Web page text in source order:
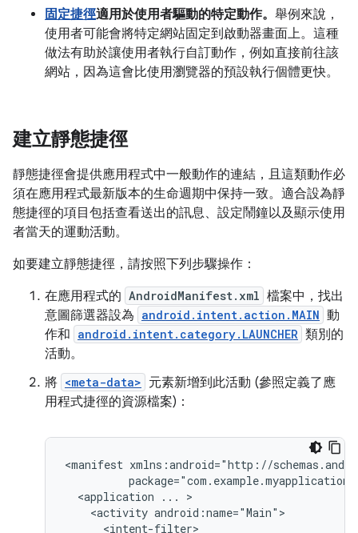
固定捷徑適用於使用者驅動的特定動作。 舉例來說，
使用者可能會將特定網站固定到啟動器畫面上。這種
做法有助於讓使用者執行自訂動作，例如直接前往該
網站，因為這會比使用瀏覽器的預設執行個體更快。
建立靜態捷徑
靜態捷徑會提供應用程式中一般動作的連結，且這類動作必
須在應用程式最新版本的生命週期中保持一致。適合設為靜
態捷徑的項目包括查看送出的訊息、設定鬧鐘以及顯示使用
者當天的運動活動。
如要建立靜態捷徑，請按照下列步驟操作：
在應用程式的 AndroidManifest.xml 檔案中，找出
意圖篩選器設為 android.intent.action.MAIN 動
作和 android.intent.category.LAUNCHER 類別的
活動。
將 <meta-data> 元素新增到此活動 (參照定義了應
用程式捷徑的資源檔案)：
<manifest
<application ...
<activity